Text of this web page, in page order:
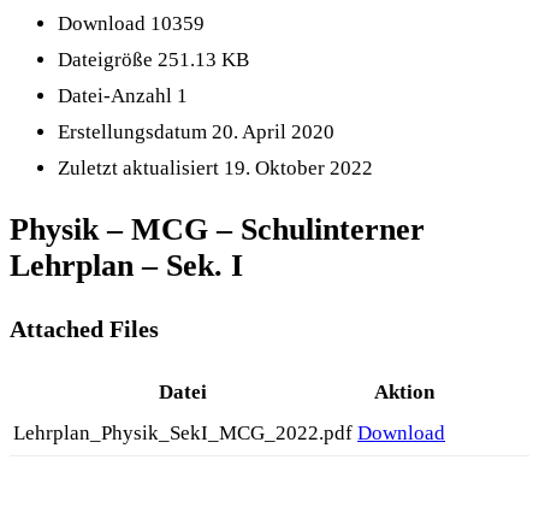
Download 10359
Dateigröße 251.13 KB
Datei-Anzahl 1
Erstellungsdatum 20. April 2020
Zuletzt aktualisiert 19. Oktober 2022
Physik – MCG – Schulinterner
Lehrplan – Sek. I
Attached Files
Datei
Aktion
Lehrplan_Physik_SekI_MCG_2022.pdf Download